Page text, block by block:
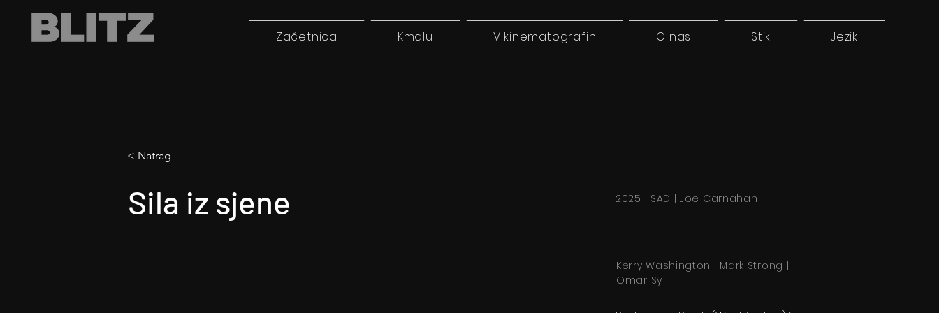
Začetnica Kmalu V kinematografih O nas Stik Jezik
< Natrag
Sila iz sjene 2025 | SAD | Joe Carnahan
Kerry Washington | Mark Strong |
Omar Sy